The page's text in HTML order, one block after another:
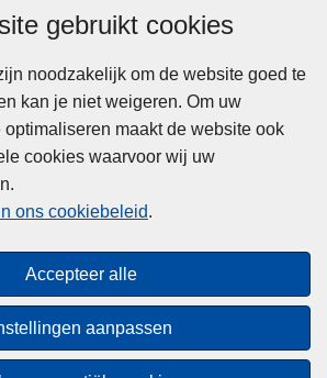
gebruikt cookies
noodzakelijk om de website goed te
kan je niet weigeren. Om uw
maakt de website ook
cookies waarvoor wij uw
ons cookiebeleid.
Accepteer alle
aanpassen
Pers
Privacy
Toegankelijkheid
© 2026 Politie.be